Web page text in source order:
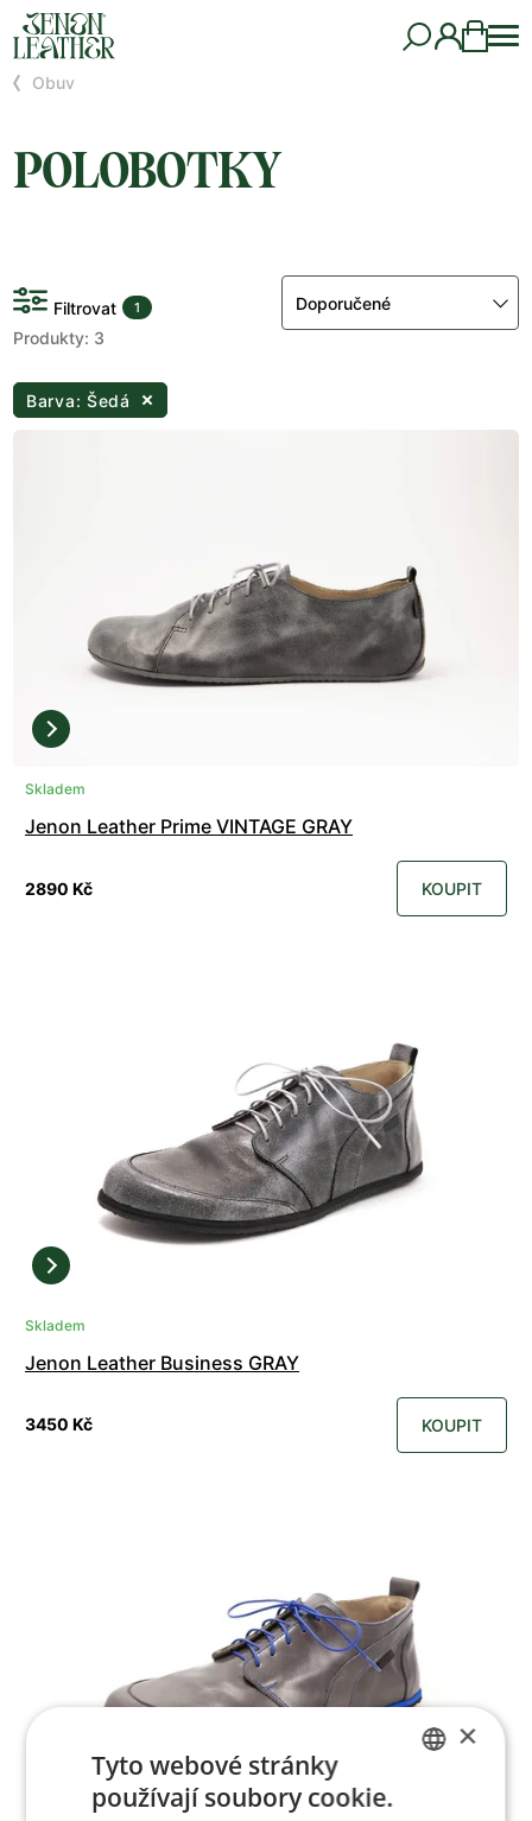
Obuv
POLOBOTKY
Filtrovat 1
Produkty: 3
Doporučené
Barva: Šedá
Skladem
Jenon Leather Prime VINTAGE GRAY
2890 Kč KOUPIT
Skladem
Jenon Leather Business GRAY
3450 Kč KOUPIT
×
Tyto webové stránky
používají soubory cookie.